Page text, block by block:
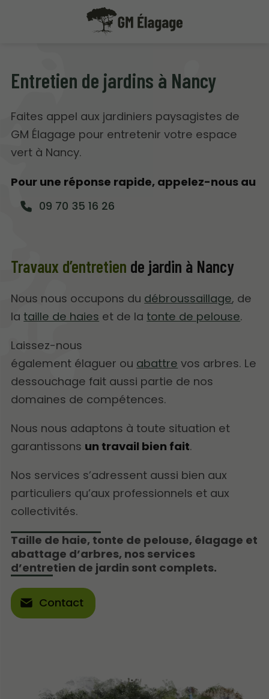
Entretien de jardins à Nancy
Faites appel aux jardiniers paysagistes de
GM Élagage pour entretenir votre espace
vert à Nancy.
Pour une réponse rapide, appelez-nous au
09 70 35 16 26
Travaux d’entretien de jardin à Nancy
Nous nous occupons du débroussaillage, de
la taille de haies et de la tonte de pelouse.
Laissez-nous
également élaguer ou abattre vos arbres. Le
dessouchage fait aussi partie de nos
domaines de compétences.
Nous nous adaptons à toute situation et
garantissons un travail bien fait.
Nos services s’adressent aussi bien aux
particuliers qu’aux professionnels et aux
collectivités.
Taille de haie, tonte de pelouse, élagage et
abattage d’arbres, nos services
d’entretien de jardin sont complets.
Contact